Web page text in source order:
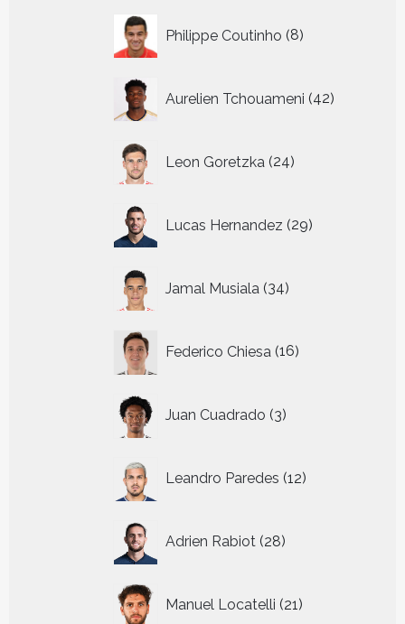
Philippe Coutinho 8
producten
Aurelien Tchouameni 42
producten
Leon Goretzka 24
producten
Lucas Hernandez 29
producten
Jamal Musiala 34
producten
Federico Chiesa 16
producten
Juan Cuadrado 3
producten
Leandro Paredes 12
producten
Adrien Rabiot 28
producten
Manuel Locatelli 21
producten